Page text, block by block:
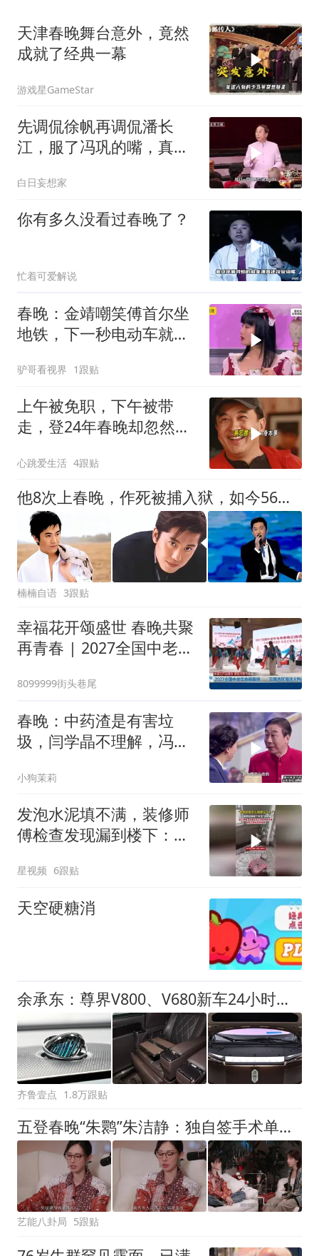
天津春晚舞台意外，竟然
成就了经典一幕
游戏星GameStar
先调侃徐帆再调侃潘长
江，服了冯巩的嘴，真
白日妄想家
你有多久没看过春晚了？
忙着可爱解说
春晚：金靖嘲笑傅首尔坐
地铁，下一秒电动车就被
驴哥看视界 1跟贴
上午被免职，下午被带
走，登24年春晚却忽然消
心跳爱生活 4跟贴
他8次上春晚，作死被捕入狱，如今56岁无人问津，沦落到四处走穴
楠楠自语 3跟贴
幸福花开颂盛世 春晚共聚
再青春 | 2027全国中老年
热进行
8099999街头巷尾
春晚：中药渣是有害垃
圾，闫学晶不理解，冯
小狗茉莉
发泡水泥填不满，装修师
傅检查发现漏到楼下：出
星视频 6跟贴
天空硬糖消
余承东：尊界V800、V680新车24小时大定突破3500台
齐鲁壹点 1.8万跟贴
五登春晚“朱鹮”朱洁静：独自签手术单、瞒着家人，却被质疑装病
艺能八卦局 5跟贴